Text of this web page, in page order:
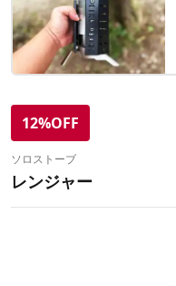
12%OFF
ソロストーブ
レンジャー